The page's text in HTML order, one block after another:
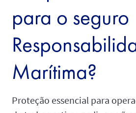
para o seguro
Marítima?
Proteção essencial para